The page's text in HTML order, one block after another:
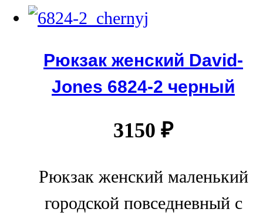
Рюкзак женский David-
Jones 6824-2 черный
3150 ₽
Рюкзак женский маленький
городской повседневный с